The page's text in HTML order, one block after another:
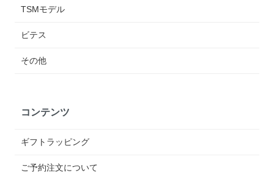
TSMモデル
ビテス
その他
コンテンツ
ギフトラッピング
ご予約注文について